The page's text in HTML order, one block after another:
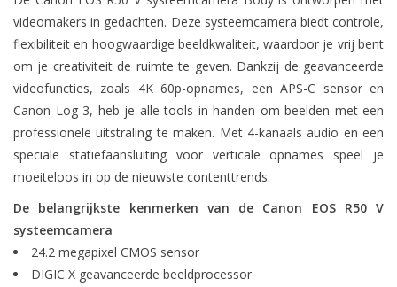
videomakers in gedachten. Deze systeemcamera biedt controle,
flexibiliteit en hoogwaardige beeldkwaliteit, waardoor je vrij bent
om je creativiteit de ruimte te geven. Dankzij de geavanceerde
videofuncties, zoals 4K 60p-opnames, een APS-C sensor en
Canon Log 3, heb je alle tools in handen om beelden met een
professionele uitstraling te maken. Met 4-kanaals audio en een
speciale statiefaansluiting voor verticale opnames speel je
moeiteloos in op de nieuwste contenttrends.
De belangrijkste kenmerken van de Canon EOS R50 V
systeemcamera
24.2 megapixel CMOS sensor
DIGIC X geavanceerde beeldprocessor